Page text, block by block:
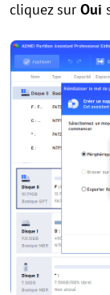
cliquez sur Oui